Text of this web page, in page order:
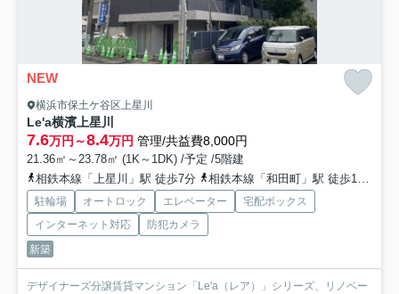
NEW
横浜市保土ケ谷区上星川
Le'a横濱上星川
7.6万円～8.4万円 管理/共益費8,000円
21.36㎡～23.78㎡ (1K～1DK) /予定 /5階建
相鉄本線「上星川」駅 徒歩7分
相鉄本線「和田町」駅 徒歩17分
駐輪場 オートロック エレベーター
宅配ボックス
インターネット対応
防犯カメラ
新築
デザイナーズ分譲賃貸マンション「Le'a（レア）」シリーズ、リノベー